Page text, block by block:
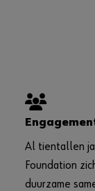
Al tientallen
Foundation
duurzame